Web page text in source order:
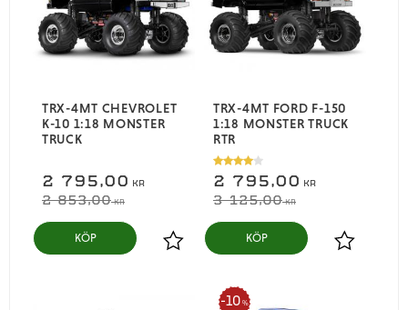
TRX-4MT CHEVROLET
K-10 1:18 MONSTER
TRUCK
2 795,00 KR
2 853,00KR
Lägg till i favoriter
TRX-4MT FORD F-150
1:18 MONSTER TRUCK
RTR
2 795,00 KR
3 125,00KR
Lägg till i
10 %